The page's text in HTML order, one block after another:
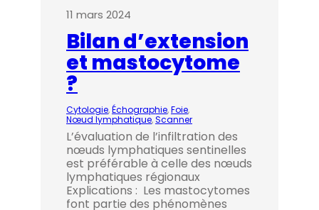
11 mars 2024
Bilan d’extension
et mastocytome
?
Cytologie, Échographie, Foie,
Nœud lymphatique, Scanner
L’évaluation de l’infiltration des
nœuds lymphatiques sentinelles
est préférable à celle des nœuds
lymphatiques régionaux
Explications : Les mastocytomes
font partie des phénomènes